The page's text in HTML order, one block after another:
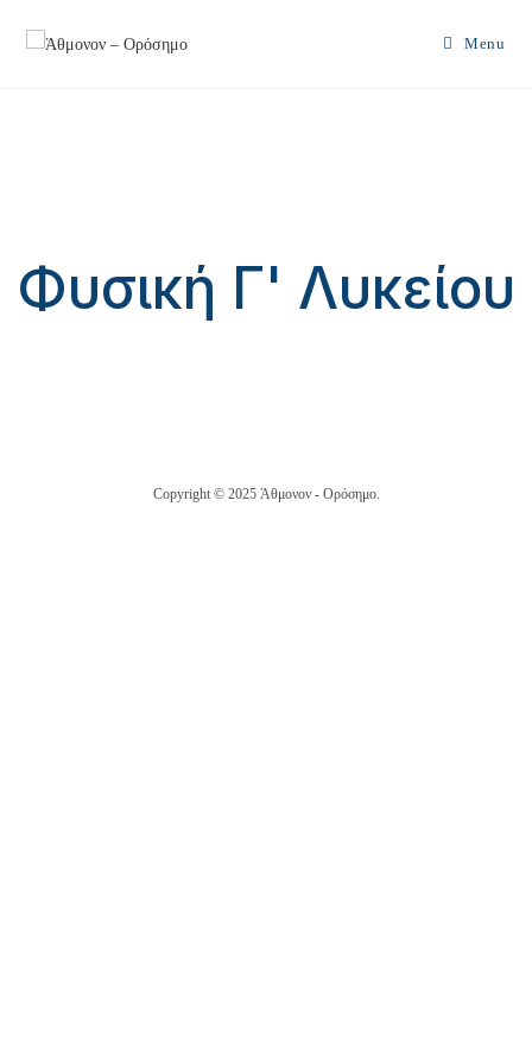
Menu
Φυσική Γ' Λυκείου
Copyright © 2025 Άθμονον - Ορόσημο.